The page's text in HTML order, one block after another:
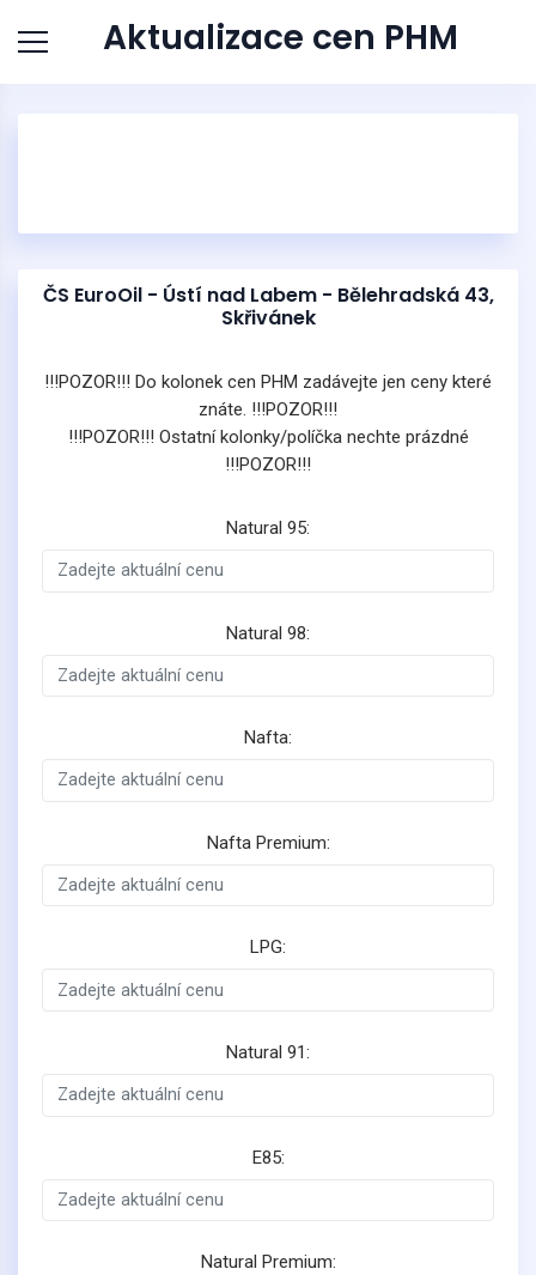
Aktualizace cen PHM
ČS EuroOil - Ústí nad Labem - Bělehradská 43,
Skřivánek
!!!POZOR!!! Do kolonek cen PHM zadávejte jen ceny které
znáte. !!!POZOR!!!
!!!POZOR!!! Ostatní kolonky/políčka nechte prázdné
!!!POZOR!!!
Natural 95:
Natural 98:
Nafta:
Nafta Premium:
LPG:
Natural 91:
E85:
Natural Premium: